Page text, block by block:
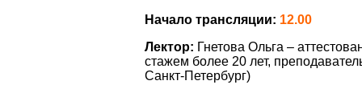
Начало трансляции: 12.00
Лектор: Гнетова Ольга –
стажем более 20 лет,
Санкт-Петербург)